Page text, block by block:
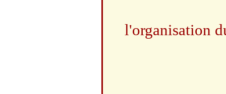
l'organisation